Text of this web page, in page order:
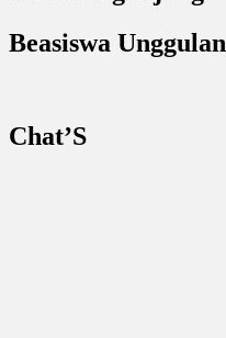
Beasiswa Unggulan
Chat’S